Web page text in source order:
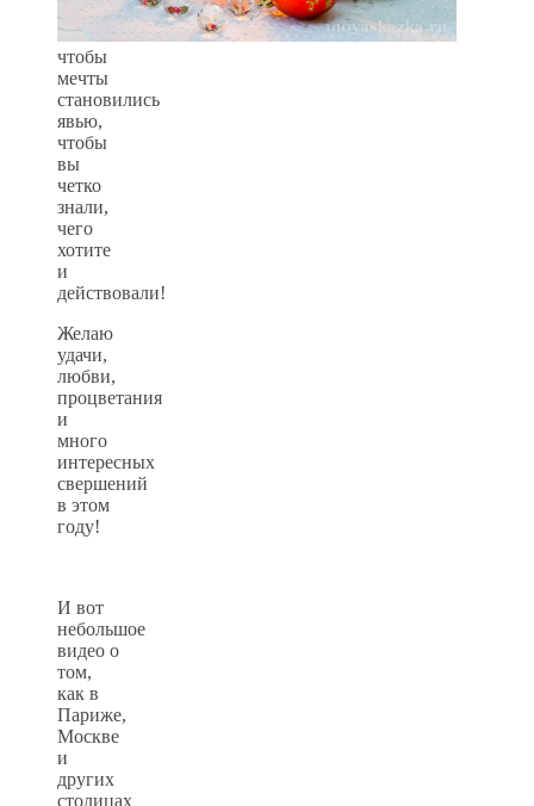
чтобы
мечты
становились
явью,
чтобы
вы
четко
знали,
чего
хотите
и
действовали!
Желаю
удачи,
любви,
процветания
и
много
интересных
свершений
в этом
году!
И вот
небольшое
видео о
том,
как в
Париже,
Москве
и
других
столицах